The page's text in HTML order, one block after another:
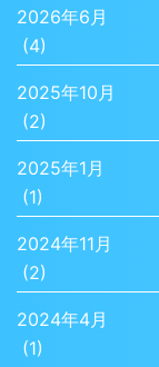
2026年6月
(4)
2025年10月
(2)
2025年1月
(1)
2024年11月
(2)
2024年4月
(1)